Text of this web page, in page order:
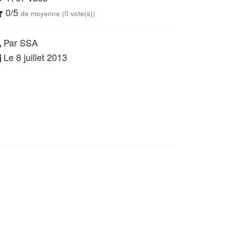
0/5 de moyenne (0 vote(s))
Par SSA
Le 8 juillet 2013